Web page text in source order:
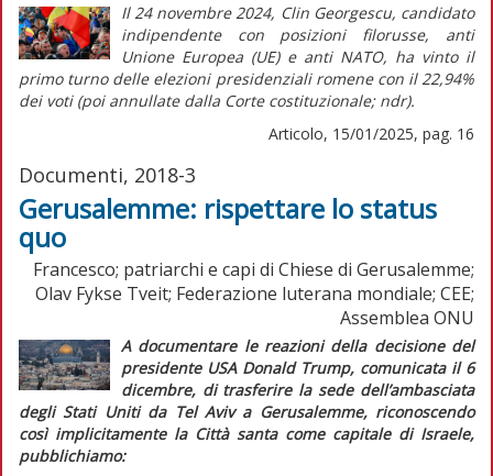
Il 24 novembre 2024, Clin Georgescu, candidato
indipendente con posizioni filorusse, anti
Unione Europea (UE) e anti NATO, ha vinto il
primo turno delle elezioni presidenziali romene con il 22,94%
dei voti (poi annullate dalla Corte costituzionale; ndr).
Articolo, 15/01/2025, pag. 16
Documenti, 2018-3
Gerusalemme: rispettare lo status
quo
Francesco; patriarchi e capi di Chiese di Gerusalemme;
Olav Fykse Tveit; Federazione luterana mondiale; CEE;
Assemblea ONU
A documentare le reazioni della decisione del
presidente USA Donald Trump, comunicata il 6
dicembre, di trasferire la sede dell’ambasciata
degli Stati Uniti da Tel Aviv a Gerusalemme, riconoscendo
così implicitamente la Città santa come capitale di Israele,
pubblichiamo: